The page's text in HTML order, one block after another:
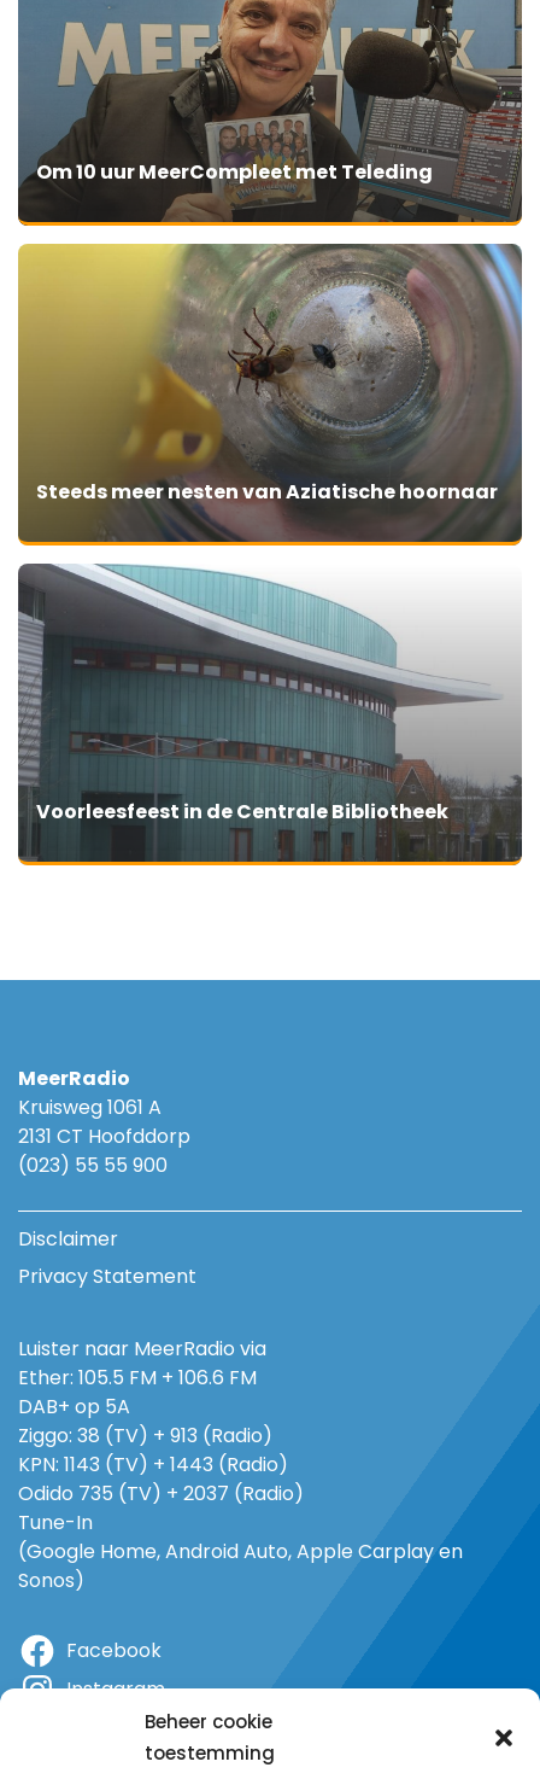
Beheer cookie
toestemming
Om 10 uur MeerCompleet met Teleding
Steeds meer nesten van Aziatische hoornaar
Voorleesfeest in de Centrale Bibliotheek
MeerRadio
Kruisweg 1061 A
2131 CT Hoofddorp
(023) 55 55 900
Disclaimer
Privacy Statement
Luister naar MeerRadio via
Ether: 105.5 FM + 106.6 FM
DAB+ op 5A
Ziggo: 38 (TV) + 913 (Radio)
KPN: 1143 (TV) + 1443 (Radio)
Odido 735 (TV) + 2037 (Radio)
Tune-In
(Google Home, Android Auto, Apple Carplay en
Sonos)
Facebook
Instagram
YouTube